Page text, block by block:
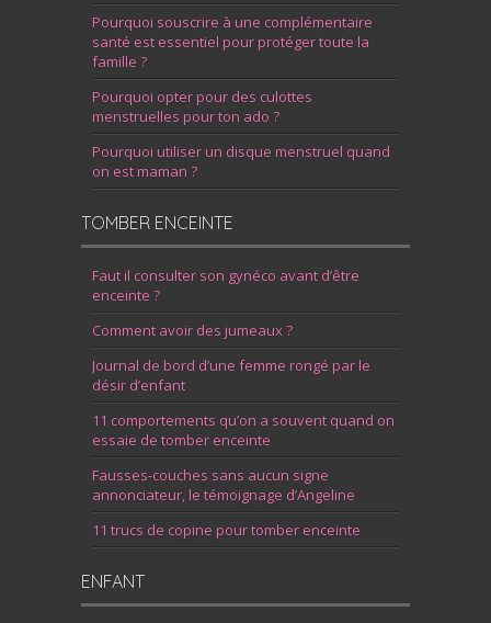
Pourquoi souscrire à une complémentaire
santé est essentiel pour protéger toute la
famille ?
Pourquoi opter pour des culottes
menstruelles pour ton ado ?
Pourquoi utiliser un disque menstruel quand
on est maman ?
TOMBER ENCEINTE
Faut il consulter son gynéco avant d’être
enceinte ?
Comment avoir des jumeaux ?
Journal de bord d’une femme rongé par le
désir d’enfant
11 comportements qu’on a souvent quand on
essaie de tomber enceinte
Fausses-couches sans aucun signe
annonciateur, le témoignage d’Angeline
11 trucs de copine pour tomber enceinte
ENFANT